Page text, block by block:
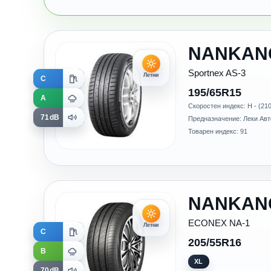
Летни Sportnex AS-3
195/65R15
C
A
71dB
Скоростен индекс: H -
Предназначение: Леки
Товарен индекс: 91
Летни ECONEX NA-1
205/55R16
C
B
XL